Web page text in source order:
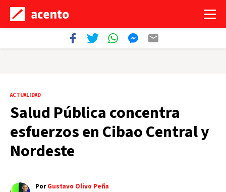
ACTUALIDAD
Salud Pública concentra
esfuerzos en Cibao Central y
Nordeste
PorGustavo Olivo Peña